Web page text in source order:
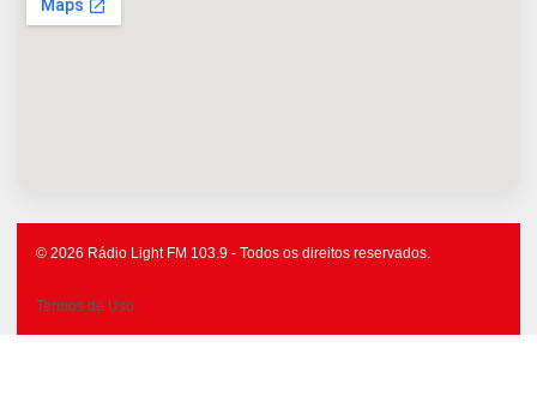
© 2026 Rádio Light FM 103.9 - Todos os direitos reservados.
Termos de Uso